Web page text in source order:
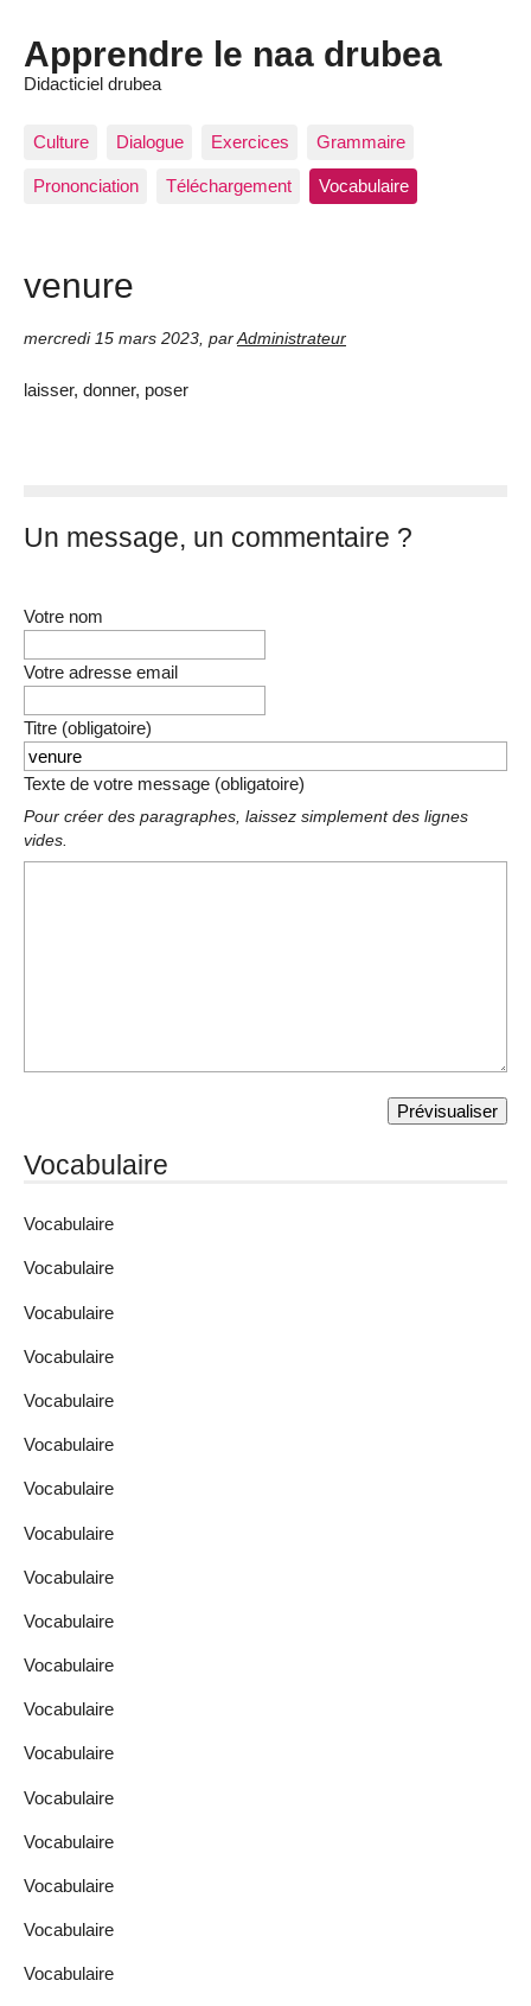
Apprendre le naa drubea
Didacticiel drubea
Culture Dialogue Exercices Grammaire
Prononciation Téléchargement Vocabulaire
venure
mercredi 15 mars 2023 par Administrateur
laisser, donner, poser
Un message, un commentaire ?
Votre nom
Votre adresse email
Titre (obligatoire)
Texte de votre message (obligatoire)
Pour créer des paragraphes, laissez simplement des lignes
vides.
Vocabulaire
Vocabulaire
Vocabulaire
Vocabulaire
Vocabulaire
Vocabulaire
Vocabulaire
Vocabulaire
Vocabulaire
Vocabulaire
Vocabulaire
Vocabulaire
Vocabulaire
Vocabulaire
Vocabulaire
Vocabulaire
Vocabulaire
Vocabulaire
Vocabulaire